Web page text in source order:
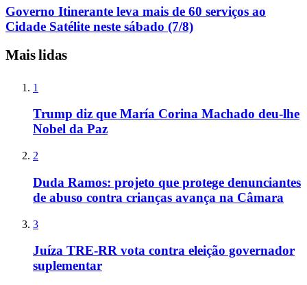
Governo Itinerante leva mais de 60 serviços ao
Cidade Satélite neste sábado (7/8)
Mais lidas
1
Trump diz que María Corina Machado deu-lhe
Nobel da Paz
2
Duda Ramos: projeto que protege denunciantes
de abuso contra crianças avança na Câmara
3
Juíza TRE-RR vota contra eleição governador
suplementar